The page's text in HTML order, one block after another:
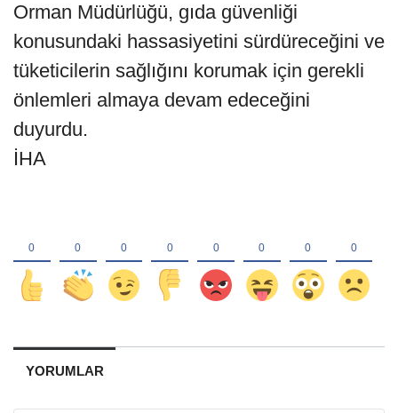
Orman Müdürlüğü, gıda güvenliği
konusundaki hassasiyetini sürdüreceğini ve
tüketicilerin sağlığını korumak için gerekli
önlemleri almaya devam edeceğini
duyurdu.
İHA
YORUMLAR